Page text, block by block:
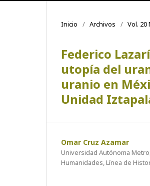
Inicio / Archivos / Vol. 20
Federico
utopía del
uranio en
Unidad
Omar Cruz Azamar
Universidad Autónoma
Humanidades, Línea de